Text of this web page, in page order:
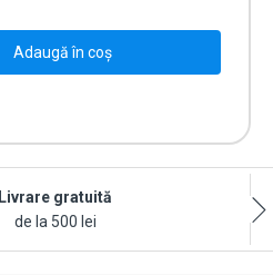
Adaugă în coș
Livrare gratuită
de la 500 lei